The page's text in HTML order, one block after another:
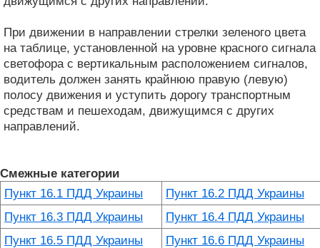
При движении в направлении стрелки зеленого цвета
на таблице, установленной на уровне красного сигнала
светофора с вертикальным расположением сигналов,
водитель должен занять крайнюю правую (левую)
полосу движения и уступить дорогу транспортным
средствам и пешеходам, движущимся с других
направлений.
Смежные категории
Пункт 16.1 ПДД Украины
Пункт 16.2 ПДД Украины
Пункт 16.3 ПДД Украины
Пункт 16.4 ПДД Украины
Пункт 16.5 ПДД Украины
Пункт 16.6 ПДД Украины